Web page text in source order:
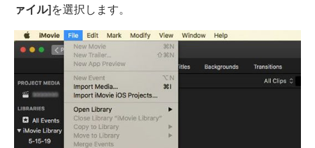
ァイル]を選択します。